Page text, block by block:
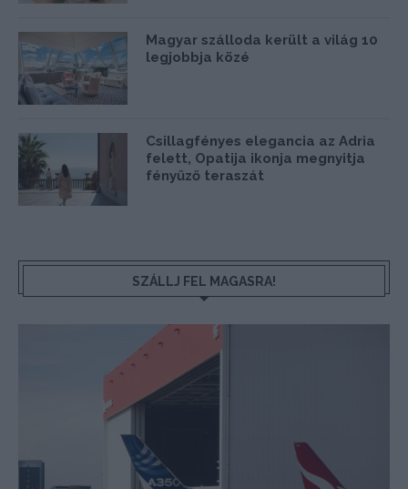
Magyar szálloda került a világ 10
legjobbja közé
Csillagfényes elegancia az Adria
felett, Opatija ikonja megnyitja
fényűző teraszát
SZÁLLJ FEL MAGASRA!